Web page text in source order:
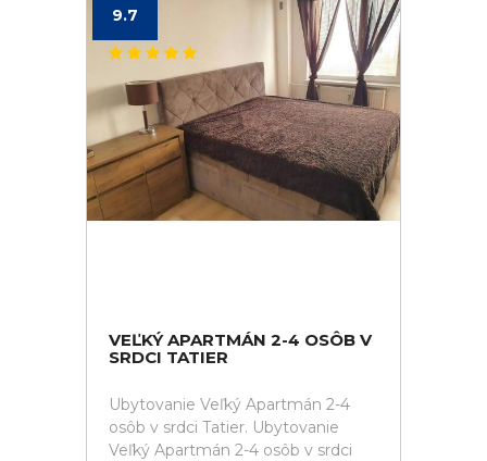
9.7
VEĽKÝ APARTMÁN 2-4 OSÔB V
SRDCI TATIER
Ubytovanie Veľký Apartmán 2-4
osôb v srdci Tatier. Ubytovanie
Veľký Apartmán 2-4 osôb v srdci